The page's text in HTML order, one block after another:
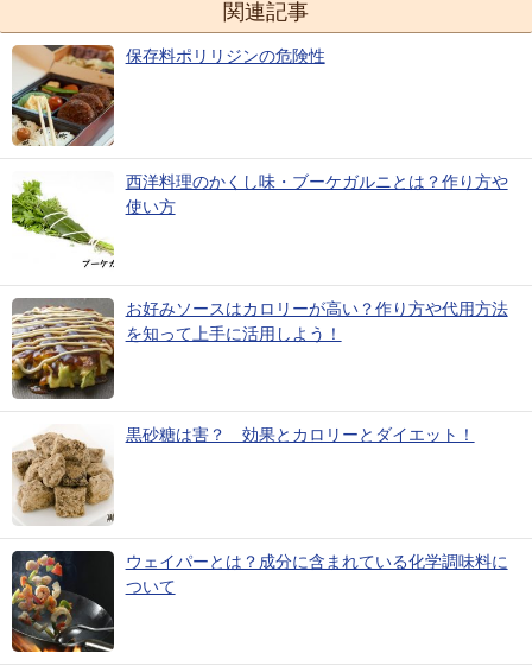
関連記事
保存料ポリリジンの危険性
西洋料理のかくし味・ブーケガルニとは？作り方や
使い方
お好みソースはカロリーが高い？作り方や代用方法
を知って上手に活用しよう！
黒砂糖は害？ 効果とカロリーとダイエット！
ウェイパーとは？成分に含まれている化学調味料に
ついて